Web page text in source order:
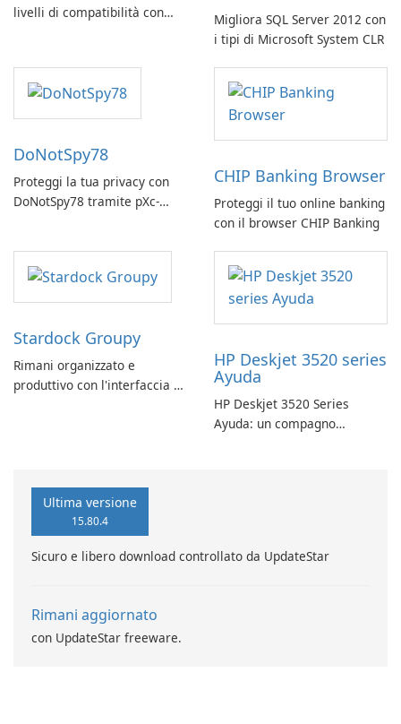
livelli di compatibilità con
Migliora SQL Server 2012 con
i tipi di Microsoft System CLR
DoNotSpy78
Proteggi la tua privacy con
DoNotSpy78 tramite pXc-
CHIP Banking Browser
Proteggi il tuo online banking
con il browser CHIP Banking
Stardock Groupy
Rimani organizzato e
produttivo con l'interfaccia a
HP Deskjet 3520 series
Ayuda
HP Deskjet 3520 Series
Ayuda: un compagno
Ultima versione
15.80.4
Sicuro e libero download controllato da UpdateStar
Rimani aggiornato
con UpdateStar freeware.